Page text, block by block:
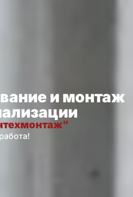
и монтаж